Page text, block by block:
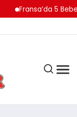
Fransa’da 5 Bebek